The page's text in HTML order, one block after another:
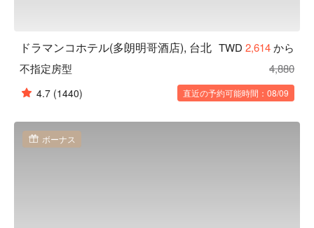
ドラマンコホテル(多朗明哥酒店), 台北 TWD 2,614から
不指定房型
4,880
4.7 (1440) 直近の予約可能時間：08/09
ボーナス